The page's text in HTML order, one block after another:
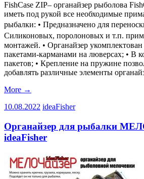
FishCase ZIP– органайзер рыболова
иметь под рукой все необходимые
рыбалки: • Предназначено для
Силиконовых, поролоновых и т.п.
монтажей. • Органайзер
пакетами-карманами на люверсах; • В
пакетов; • Крепление на пружине
добавлять различные элементы
More →
10.08.2022 ideaFisher
Органайзер для рыбалки
ideaFisher